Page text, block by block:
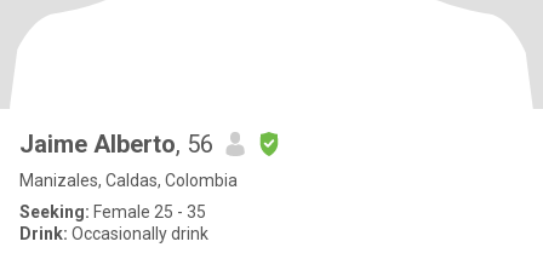
Jaime Alberto, 56
Manizales, Caldas, Colombia
Seeking: Female 25 - 35
Drink: Occasionally drink